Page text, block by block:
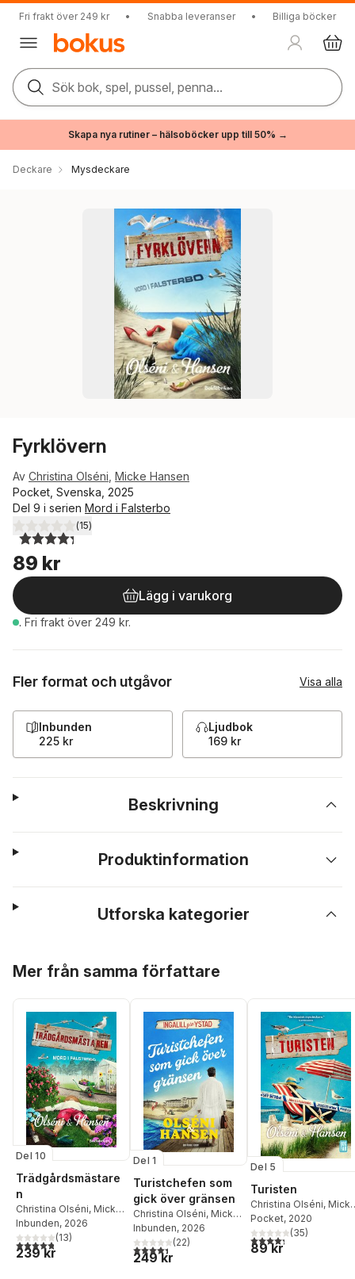
Fri frakt över 249 kr • Snabba leveranser • Billiga böcker
Sök bok, spel, pussel, penna...
Skapa nya rutiner – hälsoböcker upp till 50% →
Deckare Mysdeckare
Fyrklövern
Av Christina Olséni Micke Hansen
Pocket, Svenska, 2025
Del 9 i serien Mord i Falsterbo
4,3utav 5 stjärnor. Totalt antal röster:
(15)
89 kr
Lägg i varukorg
. Fri frakt över 249 kr.
Fler format och utgåvor Visa alla
Inbunden
225 kr
Ljudbok
169 kr
Beskrivning
Produktinformation
Utforska kategorier
Mer från samma författare
Del 10
Trädgårdsmästare
n
Christina Olséni, Micke
Hansen
Inbunden, 2026
4,8utav 5 stjärnor. Totalt antal röster:
(13)
239 kr
Del 1
Turistchefen som
gick över gränsen
Christina Olséni, Micke
Hansen
Inbunden, 2026
4,4utav 5 stjärnor. Totalt antal röster:
(22)
249 kr
Del 5
Turisten
Christina Olséni,
Hansen
Pocket, 2020
4,3utav 5 stjärnor.
(35)
89 kr